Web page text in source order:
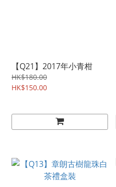
【Q21】2017年小青柑
HK$180.00
HK$150.00